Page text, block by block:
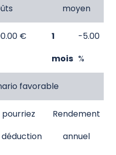
moyen
€
1
mois
-5.00
%
favorable
pourriez
Rendement
annuel